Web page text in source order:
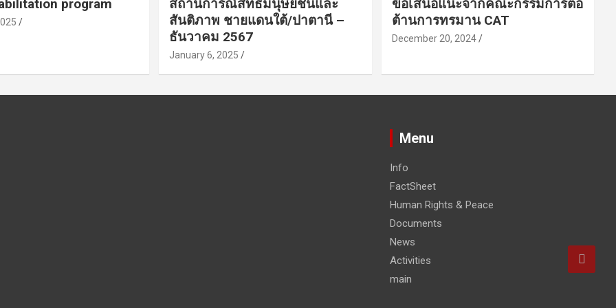
program
สถานการณ์สิทธิมนุษยชนและ
สันติภาพ ชายแดนใต้/ปาตานี –
ธันวาคม 2567
January 6, 2025
ข้อเสนอแนะจากคณะกรรมการต่อ
ต้านการทรมาน CAT
December 20, 2024
Menu
Info
FactSheet
Human Rights & Peace
Documents
News
Activities
main